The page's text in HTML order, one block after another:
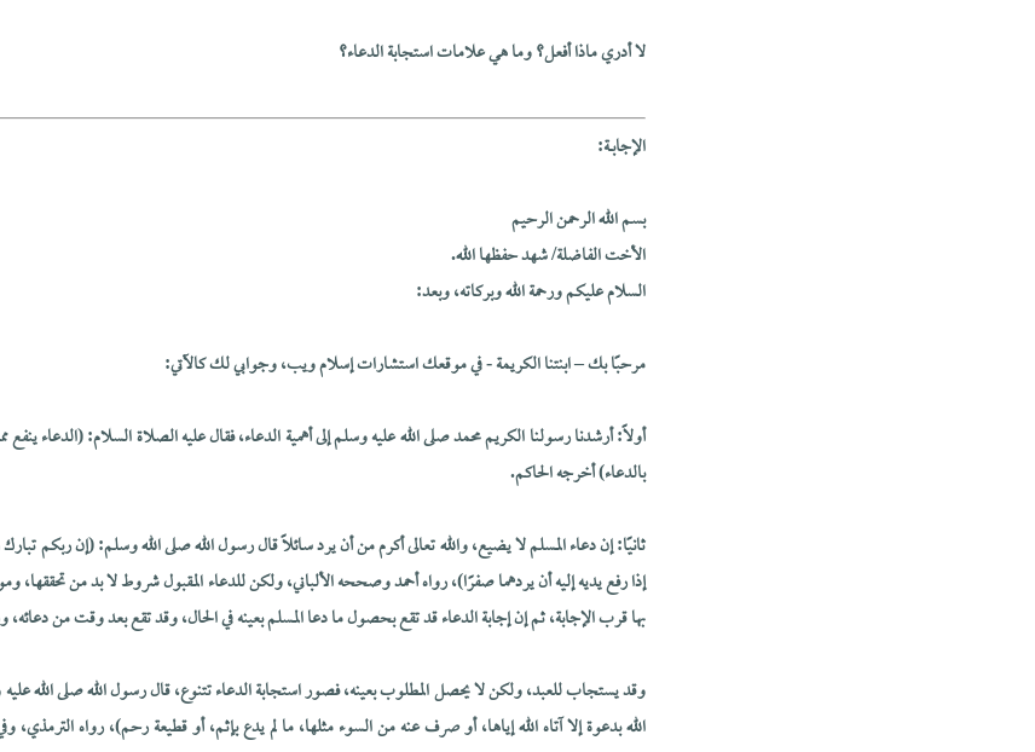
لا أدري ماذا أفعل؟ وما هي علامات استجابة الدعاء؟
الإجابــة:
بسم الله الرحمن الرحيم
الأخت الفاضلة/ شهد حفظها الله.
السلام عليكم ورحمة الله وبركاته، وبعد:
مرحبًا بك – ابنتنا الكريمة - في موقعك استشارات إسلام ويب، وجوابي لك كالآتي:
أولاً: أرشدنا رسولنا الكريم محمد صلى الله عليه وسلم إلى أهمية الدعاء، فقال عليه الصلاة السلام: (الدعاء ينفع
بالدعاء) أخرجه الحاكم.
ثانيًا: إن دعاء المسلم لا يضيع، والله تعالى أكرم من أن يرد سائلاً قال رسول الله صلى الله وسلم: (إن ربكم
إذا رفع يديه إليه أن يردهما صفرًا)، رواه أحمد وصححه الألباني، ولكن للدعاء المقبول شروط لا بد من تحققها،
بها قرب الإجابة، ثم إن إجابة الدعاء قد تقع بحصول ما دعا المسلم بعينه في الحال، وقد تقع بعد وقت من دعائه،
وقد يستجاب للعبد، ولكن لا يحصل المطلوب بعينه، فصور استجابة الدعاء تتنوع، قال رسول الله صلى الله
الله بدعوة إلا آتاه الله إياها، أو صرف عنه من السوء مثلها، ما لم يدع بإثم، أو قطيعة رحم)، رواه